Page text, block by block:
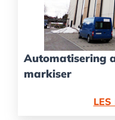
Automatisering
markiser
LES